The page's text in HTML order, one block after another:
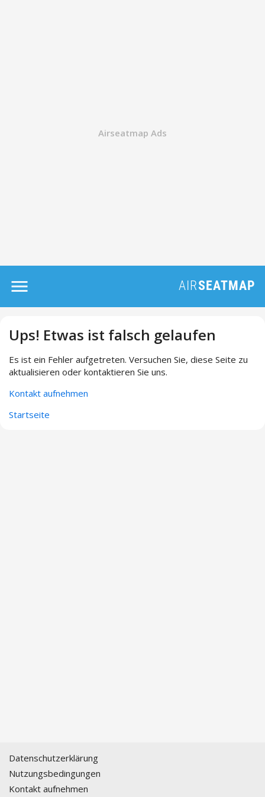
Ups! Etwas ist falsch gelaufen
Es ist ein Fehler aufgetreten. Versuchen Sie, diese Seite zu
aktualisieren oder kontaktieren Sie uns.
Kontakt aufnehmen
Startseite
Datenschutzerklärung
Nutzungsbedingungen
Kontakt aufnehmen